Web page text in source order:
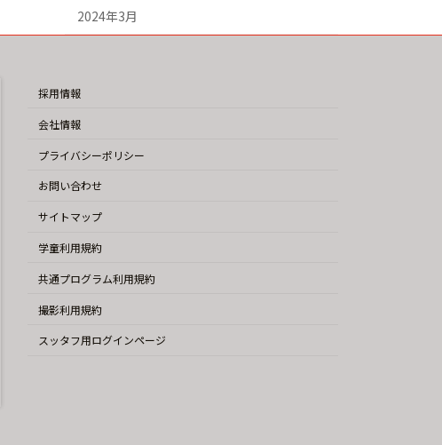
2024年3月
採用情報
会社情報
プライバシーポリシー
お問い合わせ
サイトマップ
学童利用規約
共通プログラム利用規約
撮影利用規約
スッタフ用ログインページ